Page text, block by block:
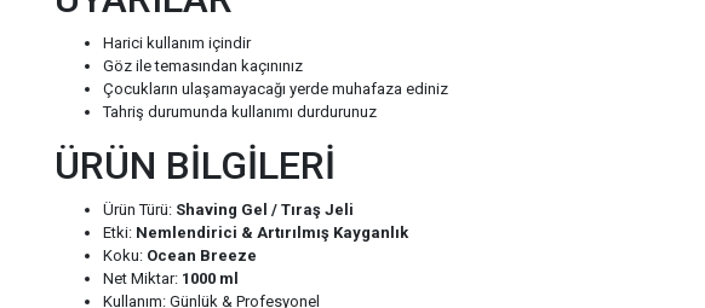
Harici kullanım içindir
Göz ile temasından kaçınınız
Çocukların ulaşamayacağı yerde muhafaza ediniz
Tahriş durumunda kullanımı durdurunuz
ÜRÜN BİLGİLERİ
Ürün Türü: Shaving Gel / Tıraş Jeli
Etki: Nemlendirici & Artırılmış Kayganlık
Koku: Ocean Breeze
Net Miktar: 1000 ml
Kullanım: Günlük & Profesyonel